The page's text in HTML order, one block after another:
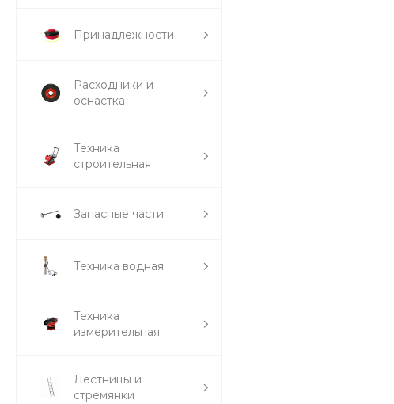
Принадлежности
Расходники и
оснастка
Техника
строительная
Запасные части
Техника водная
Техника
измерительная
Лестницы и
стремянки